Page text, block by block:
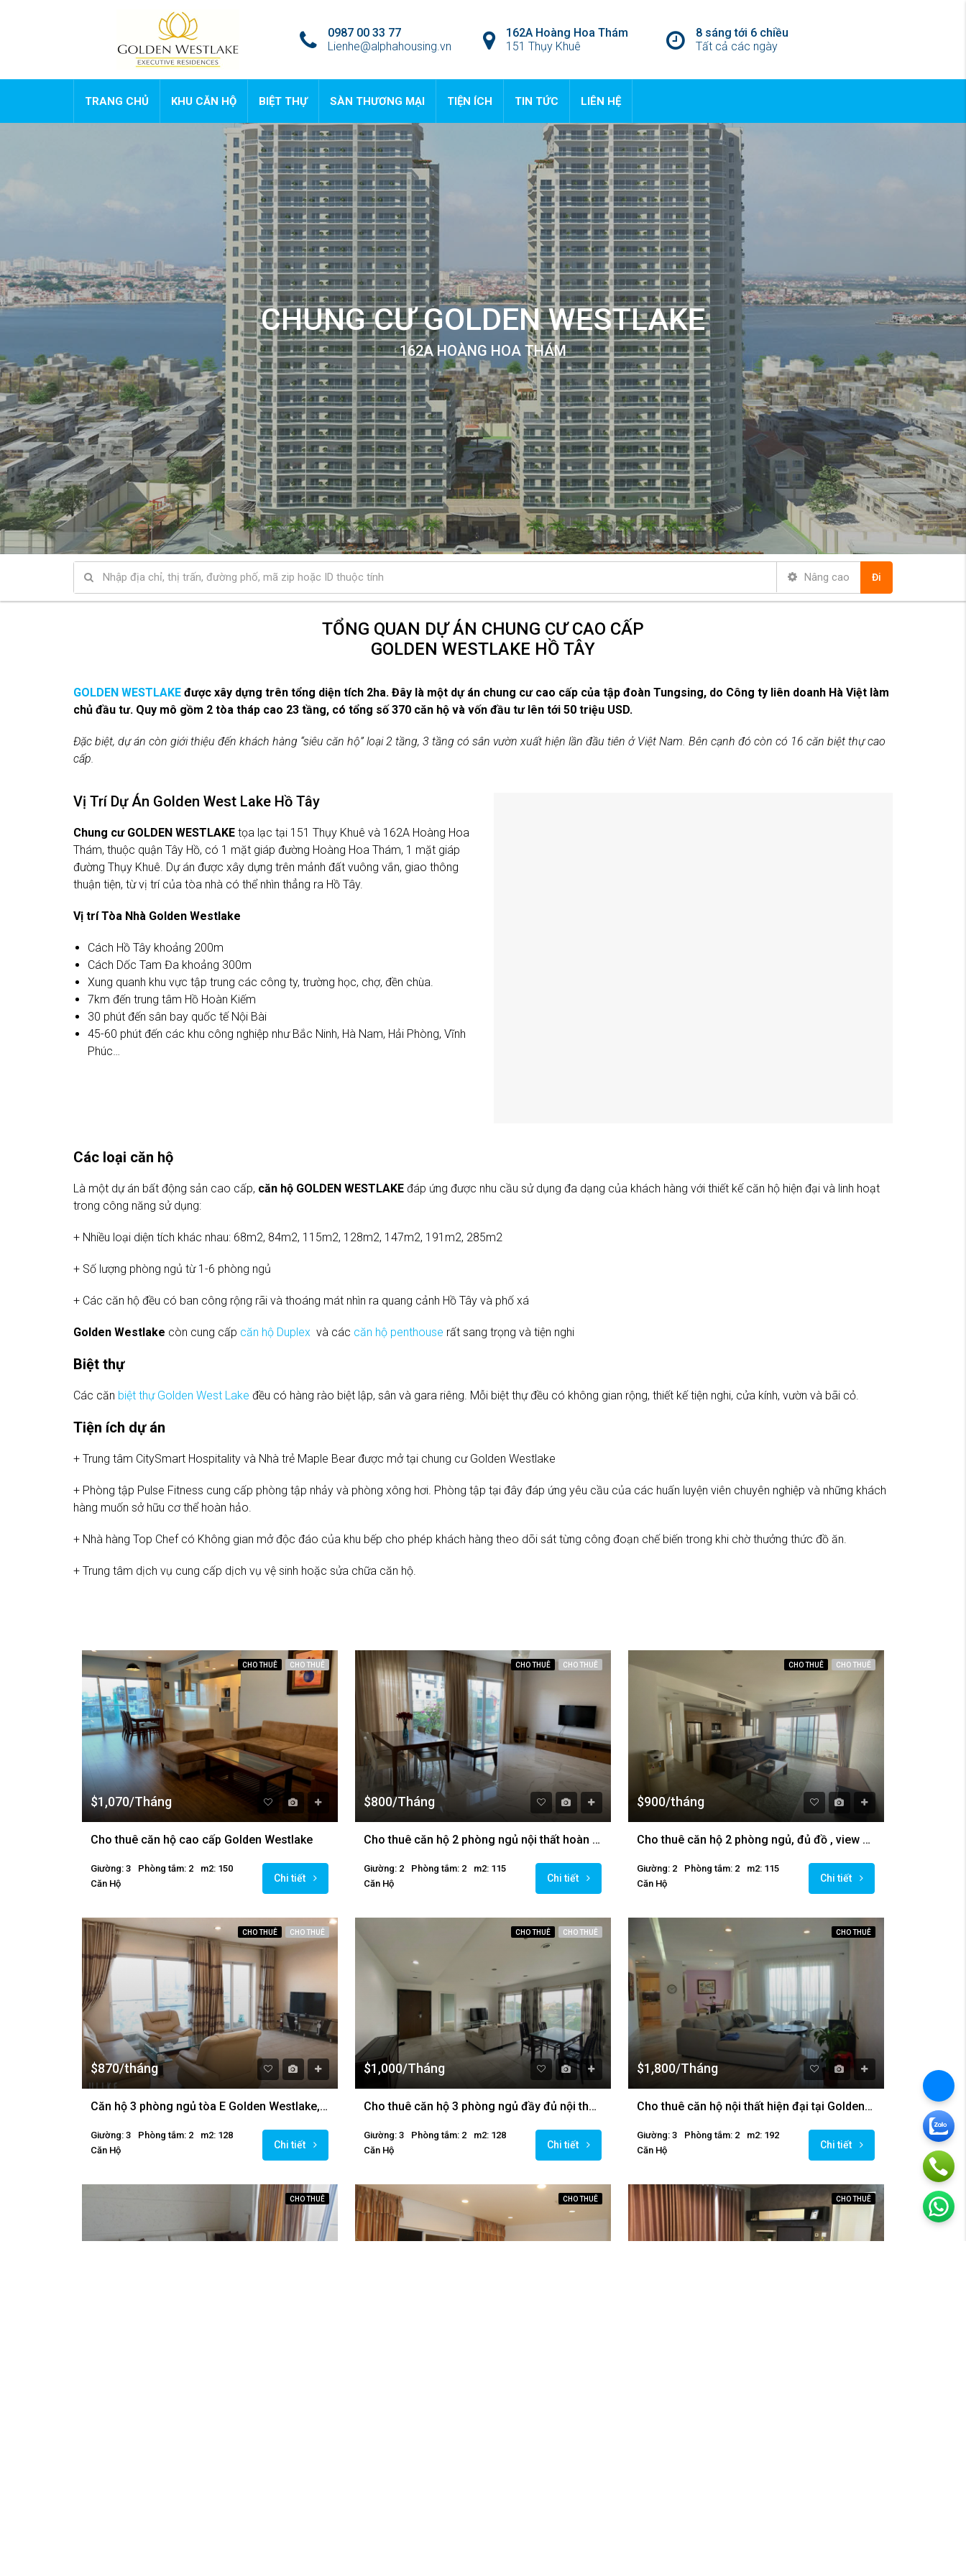
8 sáng tới 6 chiều
Tất cả các ngày
162A Hoàng Hoa Thám
151 Thụy Khuê
0987 00 33 77
Lienhe@alphahousing.vn
TRANG CHỦ KHU CĂN HỘ BIỆT THỰ SÀN THƯƠNG MẠI TIỆN ÍCH TIN TỨC LIÊN HỆ
CHUNG CƯ GOLDEN WESTLAKE
162A HOÀNG HOA THÁM
Nâng cao Đi
TỔNG QUAN DỰ ÁN CHUNG CƯ CAO CẤP
GOLDEN WESTLAKE HỒ TÂY
GOLDEN WESTLAKE được xây dựng trên tổng diện tích 2ha. Đây là một dự án chung cư cao cấp của tập đoàn Tungsing, do Công ty liên doanh Hà Việt làm
chủ đầu tư. Quy mô gồm 2 tòa tháp cao 23 tầng, có tổng số 370 căn hộ và vốn đầu tư lên tới 50 triệu USD.
Đặc biệt, dự án còn giới thiệu đến khách hàng “siêu căn hộ” loại 2 tầng, 3 tầng có sân vườn xuất hiện lần đầu tiên ở Việt Nam. Bên cạnh đó còn có 16 căn biệt thự cao
cấp.
Vị Trí Dự Án Golden West Lake Hồ Tây
Chung cư GOLDEN WESTLAKE tọa lạc tại 151 Thụy Khuê và 162A Hoàng Hoa
Thám, thuộc quận Tây Hồ, có 1 mặt giáp đường Hoàng Hoa Thám, 1 mặt giáp
đường Thụy Khuê. Dự án được xây dựng trên mảnh đất vuông vắn, giao thông
thuận tiện, từ vị trí của tòa nhà có thể nhìn thẳng ra Hồ Tây.
Vị trí Tòa Nhà Golden Westlake
Cách Hồ Tây khoảng 200m
Cách Dốc Tam Đa khoảng 300m
Xung quanh khu vực tập trung các công ty, trường học, chợ, đền chùa.
7km đến trung tâm Hồ Hoàn Kiếm
30 phút đến sân bay quốc tế Nội Bài
45-60 phút đến các khu công nghiệp như Bắc Ninh, Hà Nam, Hải Phòng, Vĩnh
Phúc…
Các loại căn hộ
Là một dự án bất động sản cao cấp, căn hộ GOLDEN WESTLAKE đáp ứng được nhu cầu sử dụng đa dạng của khách hàng với thiết kế căn hộ hiện đại và linh hoạt
trong công năng sử dụng:
+ Nhiều loại diện tích khác nhau: 68m2, 84m2, 115m2, 128m2, 147m2, 191m2, 285m2
+ Số lượng phòng ngủ từ 1-6 phòng ngủ
+ Các căn hộ đều có ban công rộng rãi và thoáng mát nhìn ra quang cảnh Hồ Tây và phố xá
Golden Westlake còn cung cấp căn hộ Duplex và các căn hộ penthouse rất sang trọng và tiện nghi
Biệt thự
Các căn biệt thự Golden West Lake đều có hàng rào biệt lập, sân và gara riêng. Mỗi biệt thự đều có không gian rộng, thiết kế tiện nghi, cửa kính, vườn và bãi cỏ.
Tiện ích dự án
+ Trung tâm CitySmart Hospitality và Nhà trẻ Maple Bear được mở tại chung cư Golden Westlake
+ Phòng tập Pulse Fitness cung cấp phòng tập nhảy và phòng xông hơi. Phòng tập tại đây đáp ứng yêu cầu của các huấn luyện viên chuyên nghiệp và những khách
hàng muốn sở hữu cơ thể hoàn hảo.
+ Nhà hàng Top Chef có Không gian mở độc đáo của khu bếp cho phép khách hàng theo dõi sát từng công đoạn chế biến trong khi chờ thưởng thức đồ ăn.
+ Trung tâm dịch vụ cung cấp dịch vụ vệ sinh hoặc sửa chữa căn hộ.
CHO THUÊ CHO THUÊ
$1,070/Tháng
Cho thuê căn hộ cao cấp Golden Westlake
Giường: 3 Phòng tắm: 2
m2: 150
Căn Hộ
Chi tiết
CHO THUÊ CHO THUÊ
$800/Tháng
Cho thuê căn hộ 2 phòng ngủ nội thất hoàn toàn mới tại Golden Westlake
Giường: 2 Phòng tắm: 2
m2: 115
Căn Hộ
Chi tiết
CHO THUÊ CHO THUÊ
$900/tháng
Cho thuê căn hộ 2 phòng ngủ, đủ đồ , view hồ tại Golden Westlake.
Giường: 2 Phòng tắm: 2
m2: 115
Căn Hộ
Chi tiết
CHO THUÊ CHO THUÊ
$870/tháng
Căn hộ 3 phòng ngủ tòa E Golden Westlake, đầy đủ nội thất.
Giường: 3 Phòng tắm: 2
m2: 128
Căn Hộ
Chi tiết
CHO THUÊ CHO THUÊ
$1,000/Tháng
Cho thuê căn hộ 3 phòng ngủ đầy đủ nội thất tại Golden Westlake
Giường: 3 Phòng tắm: 2
m2: 128
Căn Hộ
Chi tiết
CHO THUÊ
$1,800/Tháng
Cho thuê căn hộ nội thất hiện đại tại Golden Westlake
Giường: 3 Phòng tắm: 2
m2: 192
Căn Hộ
Chi tiết
CHO THUÊ CHO THUÊ CHO THUÊ